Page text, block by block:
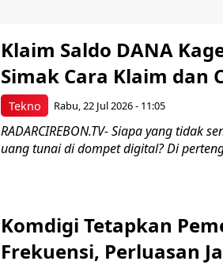
Tekno
Klaim Saldo DANA
Simak Cara Klaim dan
Rabu, 22 Jul 2026 - 11:05
RADARCIREBON.TV- Siapa yang tidak
uang tunai di dompet digital? Di
Komdigi Tetapkan
Frekuensi, Perluasan